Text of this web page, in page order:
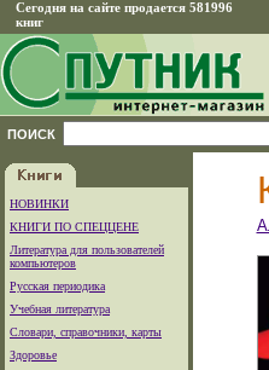
Сегодня на сайте продается 581996
книг
ПОИСК
НОВИНКИ
КНИГИ ПО СПЕЦЦЕНЕ
Литература для пользователей
компьютеров
Русская периодика
Учебная литература
Словари, справочники, карты
Здоровье